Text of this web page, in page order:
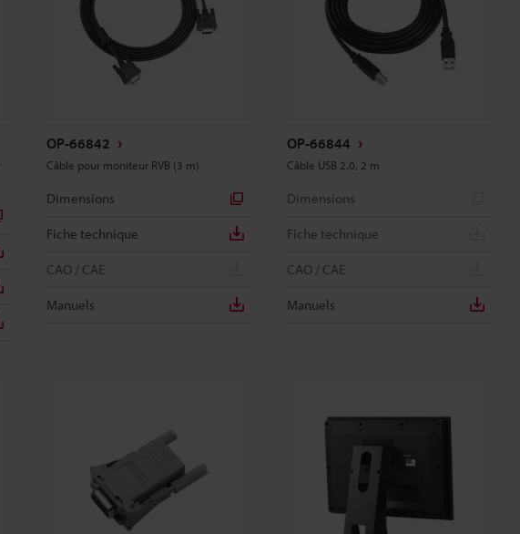
OP-66842
Câble pour moniteur RVB (3 m)
Dimensions
Fiche technique
CAO / CAE
Manuels
OP-66844
Câble USB 2.0, 2 m
Dimensions
Fiche technique
CAO / CAE
Manuels